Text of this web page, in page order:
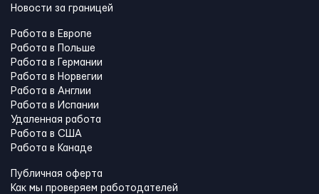
Новости за границей
Работа в Европе
Работа в Польше
Работа в Германии
Работа в Норвегии
Работа в Англии
Работа в Испании
Удаленная работа
Работа в США
Работа в Канадe
Публичная оферта
Как мы проверяем работодателей